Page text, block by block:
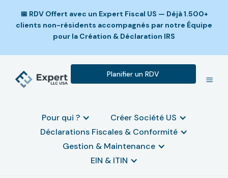
📅 RDV Offert avec un Expert Fiscal US — Déjà 1.500+
clients non-résidents accompagnés par notre Équipe
pour la Création & Déclaration IRS
Planifier un RDV
Pour qui ?
Créer Société US
Déclarations Fiscales & Conformité
Gestion & Maintenance
EIN & ITIN